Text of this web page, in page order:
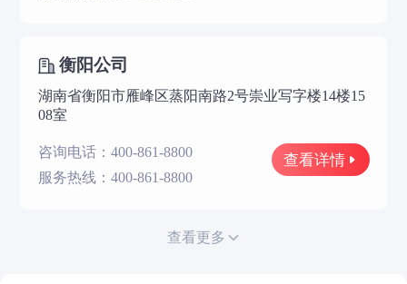
衡阳公司
湖南省衡阳市雁峰区蒸阳南路2号崇业写字楼14楼15
08室
咨询电话：400-861-8800
服务热线：400-861-8800
查看详情
查看更多